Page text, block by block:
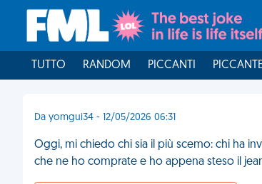
TUTTO RANDOM PICCANTI
Da yomgui34 - 12/05/2026 06:31
Oggi, mi chiedo chi sia il più scemo: chi ha
che ne ho comprate e ho appena steso il